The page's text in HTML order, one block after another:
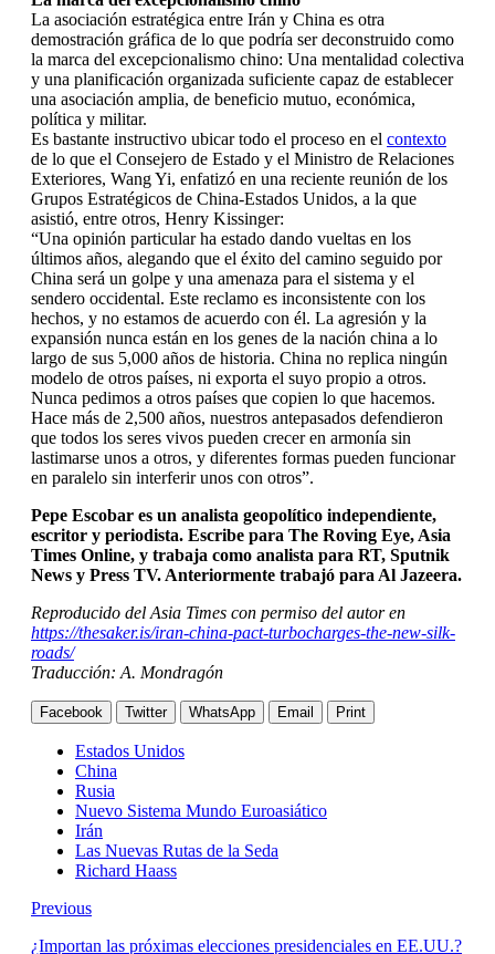
La asociación estratégica entre Irán y China es otra
demostración gráfica de lo que podría ser deconstruido como
la marca del excepcionalismo chino: Una mentalidad colectiva
y una planificación organizada suficiente capaz de establecer
una asociación amplia, de beneficio mutuo, económica,
política y militar.
Es bastante instructivo ubicar todo el proceso en el contexto
de lo que el Consejero de Estado y el Ministro de Relaciones
Exteriores, Wang Yi, enfatizó en una reciente reunión de los
Grupos Estratégicos de China-Estados Unidos, a la que
asistió, entre otros, Henry Kissinger:
“Una opinión particular ha estado dando vueltas en los
últimos años, alegando que el éxito del camino seguido por
China será un golpe y una amenaza para el sistema y el
sendero occidental. Este reclamo es inconsistente con los
hechos, y no estamos de acuerdo con él. La agresión y la
expansión nunca están en los genes de la nación china a lo
largo de sus 5,000 años de historia. China no replica ningún
modelo de otros países, ni exporta el suyo propio a otros.
Nunca pedimos a otros países que copien lo que hacemos.
Hace más de 2,500 años, nuestros antepasados ​​defendieron
que todos los seres vivos pueden crecer en armonía sin
lastimarse unos a otros, y diferentes formas pueden funcionar
en paralelo sin interferir unos con otros”.
Pepe Escobar es un analista geopolítico independiente,
escritor y periodista. Escribe para The Roving Eye, Asia
Times Online, y trabaja como analista para RT, Sputnik
News y Press TV. Anteriormente trabajó para Al Jazeera.
Reproducido del Asia Times con permiso del autor en
https://thesaker.is/iran-china-pact-turbocharges-the-new-silk-
roads/
Traducción: A. Mondragón
Facebook Twitter WhatsApp Email Print
Estados Unidos
China
Rusia
Nuevo Sistema Mundo Euroasiático
Irán
Las Nuevas Rutas de la Seda
Richard Haass
Previous
¿Importan las próximas elecciones presidenciales en EE.UU.?